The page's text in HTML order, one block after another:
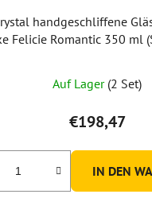
handgeschliffene
Felicie Romantic 350 ml
Auf Lager (2 Set)
€198,47
IN DEN